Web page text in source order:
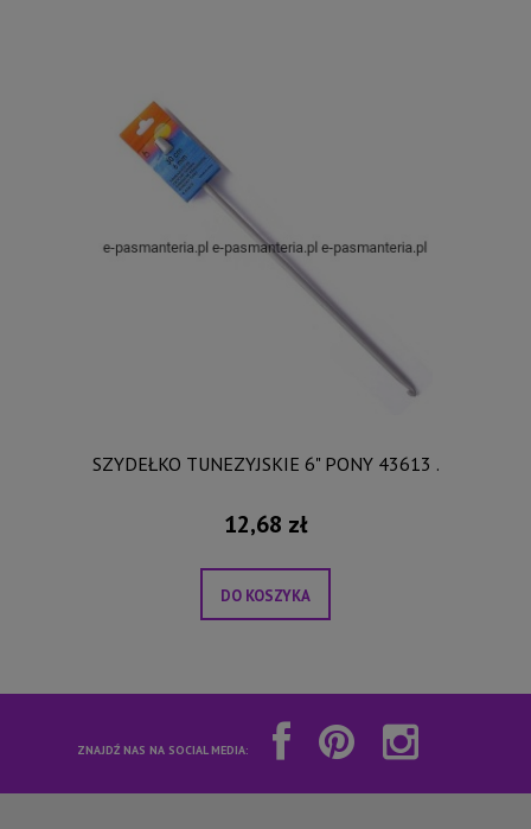
SZYDEŁKO TUNEZYJSKIE 6" PONY 43613 .
12,68 zł
DO KOSZYKA
ZNAJDŹ NAS NA SOCIAL MEDIA: